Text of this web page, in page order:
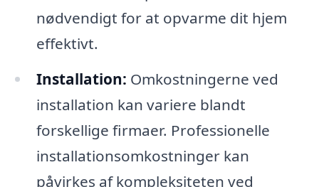
nødvendigt for at opvarme dit hjem
effektivt.
Installation: Omkostningerne ved
installation kan variere blandt
forskellige firmaer. Professionelle
installationsomkostninger kan
påvirkes af kompleksiteten ved